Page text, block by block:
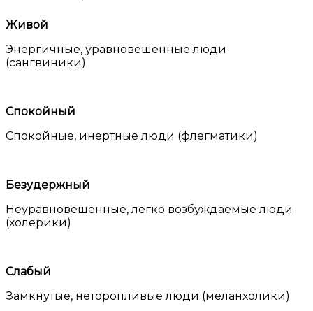
Живой
Энергичные, уравновешенные люди
(сангвиники)
Спокойный
Спокойные, инертные люди (флегматики)
Безудержный
Неуравновешенные, легко возбуждаемые люди
(холерики)
Слабый
Замкнутые, неторопливые люди (меланхолики)